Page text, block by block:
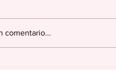
comentario...